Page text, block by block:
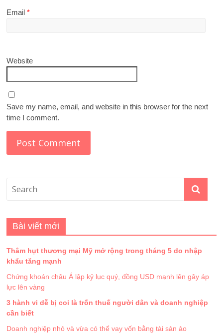
Email*
Website
Save my name, email, and website in this browser for the next
time I comment.
Bài viết mới
Thâm hụt thương mại Mỹ mở rộng trong tháng 5 do nhập
khẩu tăng mạnh
Chứng khoán châu Á lập kỷ lục quý, đồng USD mạnh lên gây áp
lực lên vàng
3 hành vi dễ bị coi là trốn thuế người dân và doanh nghiệp
cần biết
Doanh nghiệp nhỏ và vừa có thể vay vốn bằng tài sản ảo